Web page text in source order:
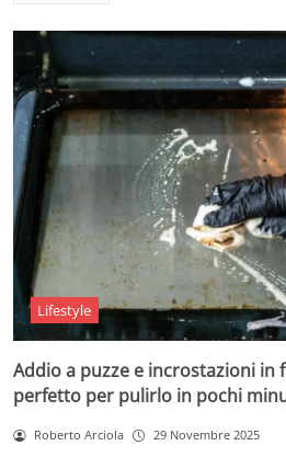
Lifestyle
Addio a puzze e incrostazioni in
perfetto per pulirlo in pochi
Roberto Arciola 29 Novembre 2025